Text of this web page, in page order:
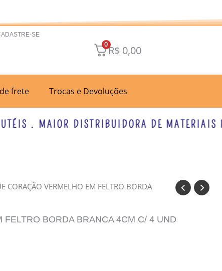
SE
0R$ 0,00
frete Trocas e Devoluções
MAIOR DISTRIBUIDORA DE MATERIAIS
CORAÇÃO VERMELHO EM FELTRO BORDA
BORDA BRANCA 4CM C/ 4 UND